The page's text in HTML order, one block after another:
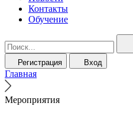
Контакты
Обучение
Регистрация Вход
Главная
Мероприятия